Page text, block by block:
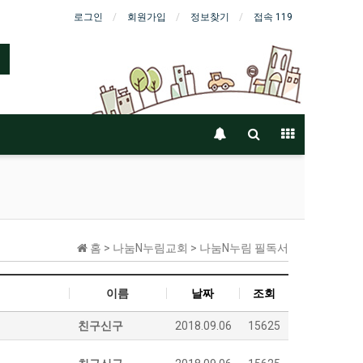
로그인 회원가입 정보찾기 접속 119
홈 > 나눔N누림교회 > 나눔N누림 필독서
이름 날짜 조회
친구신구 2018.09.06 15625